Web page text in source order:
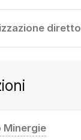
diretto